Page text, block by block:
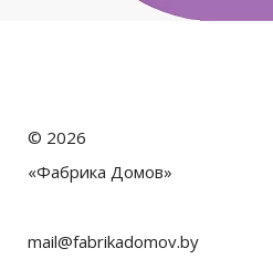
© 2026
«Фабрика Домов»
mail@fabrikadomov.by